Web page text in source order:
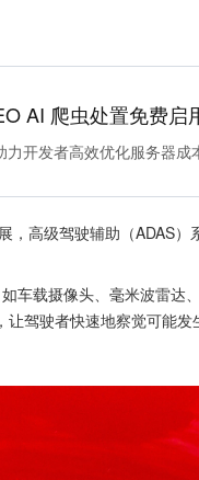
AI 爬虫处置免费启
力开发者高效优化服务器成
，高级驾驶辅助（ADAS
车载摄像头、毫米波雷
驾驶者快速地察觉可能发